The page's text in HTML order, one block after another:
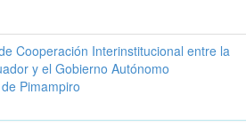
Cooperación Interinstitucional entre la
y el Gobierno Autónomo
Pimampiro